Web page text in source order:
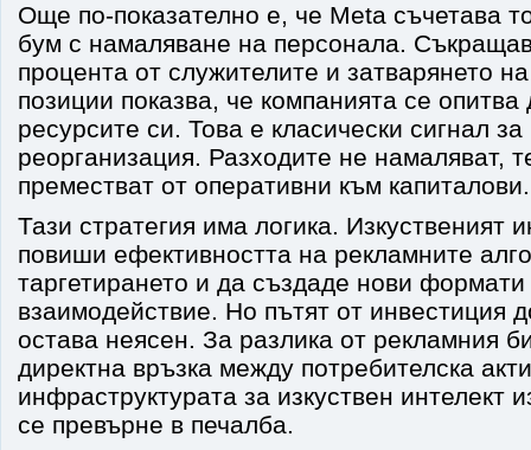
Още по-показателно е, че Meta съчетава
бум с намаляване на персонала.
процента от служителите и затварянето
позиции показва, че компанията се
ресурсите си. Това е класически сигнал
реорганизация. Разходите не намаляват,
преместват от оперативни към капиталови.
Тази стратегия има логика. Изкуственият
повиши ефективността на рекламните
таргетирането и да създаде нови
взаимодействие. Но пътят от инвестиция
остава неясен. За разлика от рекламния
директна връзка между потребителска
инфраструктурата за изкуствен интелект
се превърне в печалба.